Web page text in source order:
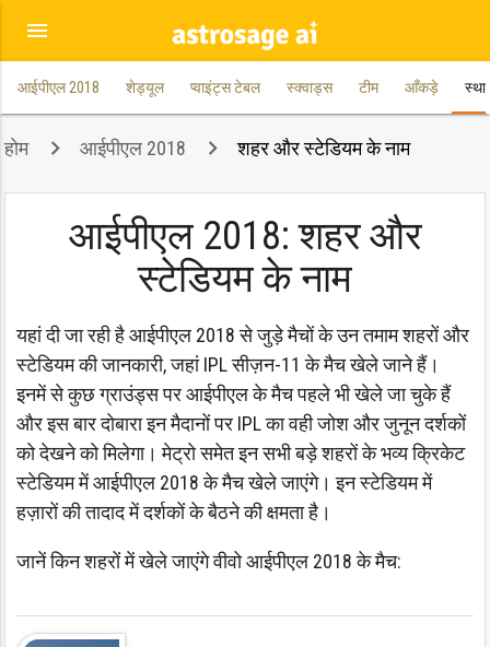
menu
आईपीएल 2018 शेड्यूल प्वाइंट्स टेबल स्क्वाड्स टीम आँकड़े
होम आईपीएल 2018 शहर और स्टेडियम के नाम
आईपीएल 2018: शहर और
स्टेडियम के नाम
यहां दी जा रही है आईपीएल 2018 से जुड़े मैचों के उन तमाम शहरों और
स्टेडियम की जानकारी, जहां IPL सीज़न-11 के मैच खेले जाने हैं।
इनमें से कुछ ग्राउंड्स पर आईपीएल के मैच पहले भी खेले जा चुके हैं
और इस बार दोबारा इन मैदानों पर IPL का वही जोश और जुनून दर्शकों
को देखने को मिलेगा। मेट्रो समेत इन सभी बड़े शहरों के भव्य क्रिकेट
स्टेडियम में आईपीएल 2018 के मैच खेले जाएंगे। इन स्टेडियम में
हज़ारों की तादाद में दर्शकों के बैठने की क्षमता है।
जानें किन शहरों में खेले जाएंगे वीवो आईपीएल 2018 के मैच: